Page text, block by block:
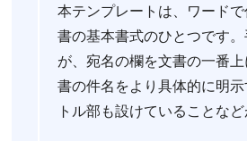
本テンプレートは、ワード
書の基本書式のひとつです
が、宛名の欄を文書の一番
書の件名をより具体的に明
トル部も設けていることなど